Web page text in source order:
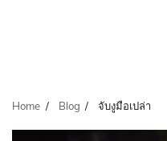
Home Blog จับงูมือเปล่า